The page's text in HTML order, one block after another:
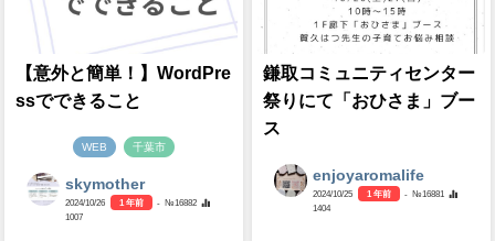
【意外と簡単！】WordPre
ssでできること
WEB 千葉市
skymother
2024/10/26 1 年前
- №16882
1007
鎌取コミュニティセンター
祭りにて「おひさま」ブー
ス
enjoyaromalife
2024/10/25 1 年前
- №16881
1404